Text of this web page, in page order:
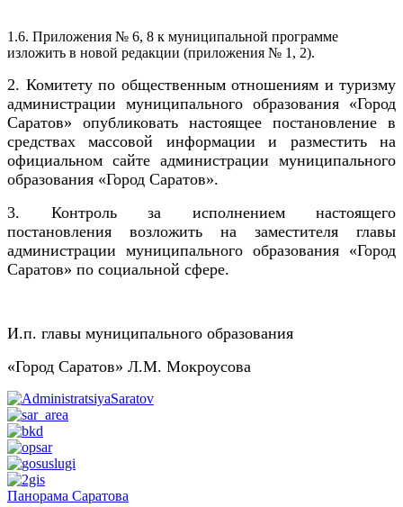
1.6. Приложения № 6, 8 к муниципальной программе
изложить в новой редакции (приложения № 1, 2).
2. Комитету по общественным отношениям и туризму
администрации муниципального образования «Город
Саратов» опубликовать настоящее постановление в
средствах массовой информации и разместить на
официальном сайте администрации муниципального
образования «Город Саратов».
3. Контроль за исполнением настоящего
постановления возложить на заместителя главы
администрации муниципального образования «Город
Саратов» по социальной сфере.
И.п. главы муниципального образования
«Город Саратов» Л.М. Мокроусова
Панорама Саратова